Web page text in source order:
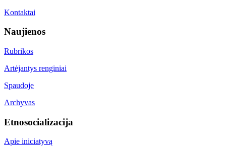
Kontaktai
Naujienos
Rubrikos
Artėjantys renginiai
Spaudoje
Archyvas
Etnosocializacija
Apie iniciatyvą